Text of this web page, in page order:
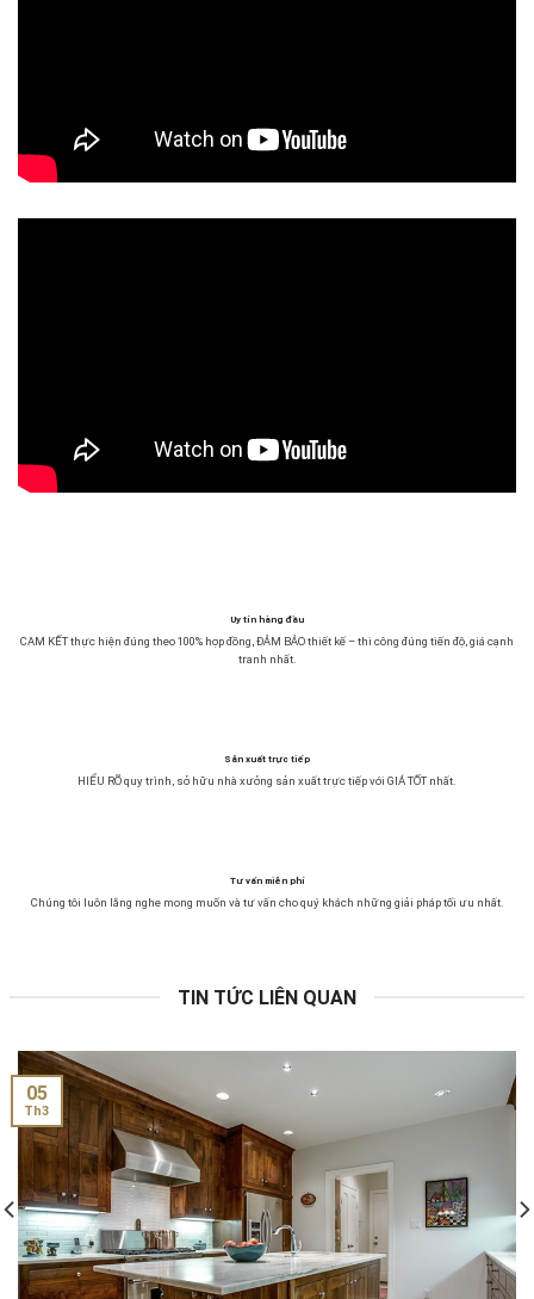
Uy tín hàng đầu
CAM KẾT thực hiện đúng theo 100% hợp đồng, ĐẢM BẢO thiết kế – thi công đúng tiến độ, giá cạnh
tranh nhất.
Sản xuất trực tiếp
HIỂU RÕ quy trình, sở hữu nhà xưởng sản xuất trực tiếp với GIÁ TỐT nhất.
Tư vấn miễn phí
Chúng tôi luôn lắng nghe mong muốn và tư vấn cho quý khách những giải pháp tối ưu nhất.
TIN TỨC LIÊN QUAN
05
Th3